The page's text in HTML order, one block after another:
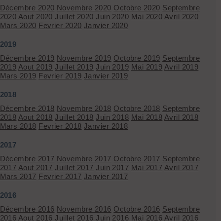
Décembre 2020 Novembre 2020 Octobre 2020 Septembre
2020 Aout 2020 Juillet 2020 Juin 2020 Mai 2020 Avril 2020
Mars 2020 Fevrier 2020 Janvier 2020
2019
Décembre 2019 Novembre 2019 Octobre 2019 Septembre
2019 Aout 2019 Juillet 2019 Juin 2019 Mai 2019 Avril 2019
Mars 2019 Fevrier 2019 Janvier 2019
2018
Décembre 2018 Novembre 2018 Octobre 2018 Septembre
2018 Aout 2018 Juillet 2018 Juin 2018 Mai 2018 Avril 2018
Mars 2018 Fevrier 2018 Janvier 2018
2017
Décembre 2017 Novembre 2017 Octobre 2017 Septembre
2017 Aout 2017 Juillet 2017 Juin 2017 Mai 2017 Avril 2017
Mars 2017 Fevrier 2017 Janvier 2017
2016
Décembre 2016 Novembre 2016 Octobre 2016 Septembre
2016 Aout 2016 Juillet 2016 Juin 2016 Mai 2016 Avril 2016